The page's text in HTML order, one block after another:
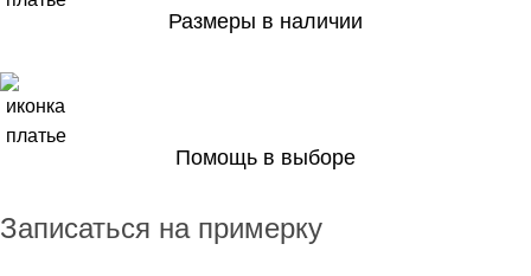
Размеры в наличии
Помощь в выборе
Записаться на примерку